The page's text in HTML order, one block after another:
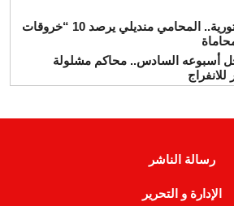
بعد احالته على الدستورية.. المحامي منديلي يرصد 10 “خروقات
أسبوعه السادس.. محاكم مشلولة
رسالة الناشر
الإدارة و التحرير